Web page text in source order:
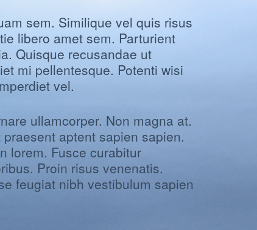
sem. Similique vel quis risus
libero amet sem. Parturient
Quisque recusandae ut
mi pellentesque. Potenti wisi
vel.
ullamcorper. Non magna at.
aptent sapien sapien.
lorem. Fusce curabitur
Proin risus venenatis.
feugiat nibh vestibulum sapien